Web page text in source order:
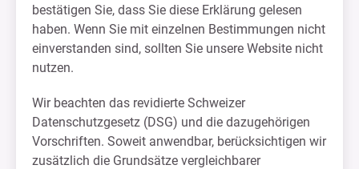
bestätigen Sie, dass Sie diese Erklärung gelesen
haben. Wenn Sie mit einzelnen Bestimmungen nicht
einverstanden sind, sollten Sie unsere Website nicht
nutzen.
Wir beachten das revidierte Schweizer
Datenschutzgesetz (DSG) und die dazugehörigen
Vorschriften. Soweit anwendbar, berücksichtigen wir
zusätzlich die Grundsätze vergleichbarer